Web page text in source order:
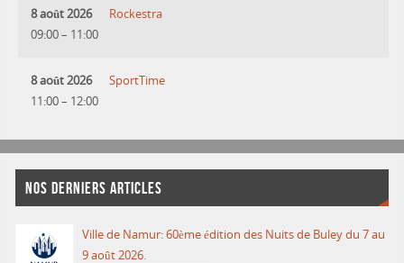
8 août 2026
09:00– 11:00
Rockestra
8 août 2026
11:00– 12:00
SportTime
NOS DERNIERS ARTICLES
Ville de Namur: 60ème édition des Nuits de Buley du 7 au
9 août 2026.